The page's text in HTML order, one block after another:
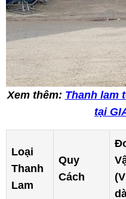
Xem thêm: Thanh lam
tại
Loại
Thanh
Lam
Quy
Cách